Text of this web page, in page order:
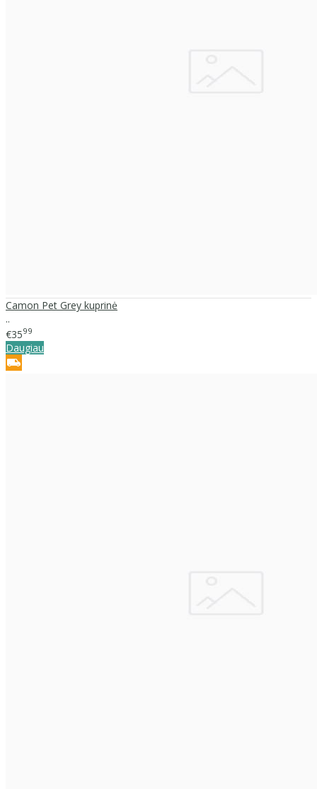
Camon Pet Grey kuprinė
..
€3599
Daugiau